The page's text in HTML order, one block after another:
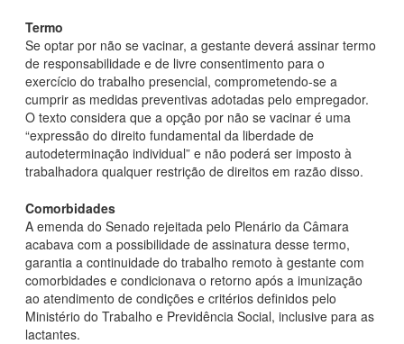
Termo
Se optar por não se vacinar, a gestante deverá assinar termo
de responsabilidade e de livre consentimento para o
exercício do trabalho presencial, comprometendo-se a
cumprir as medidas preventivas adotadas pelo empregador.
O texto considera que a opção por não se vacinar é uma
“expressão do direito fundamental da liberdade de
autodeterminação individual” e não poderá ser imposto à
trabalhadora qualquer restrição de direitos em razão disso.
Comorbidades
A emenda do Senado rejeitada pelo Plenário da Câmara
acabava com a possibilidade de assinatura desse termo,
garantia a continuidade do trabalho remoto à gestante com
comorbidades e condicionava o retorno após a imunização
ao atendimento de condições e critérios definidos pelo
Ministério do Trabalho e Previdência Social, inclusive para as
lactantes.